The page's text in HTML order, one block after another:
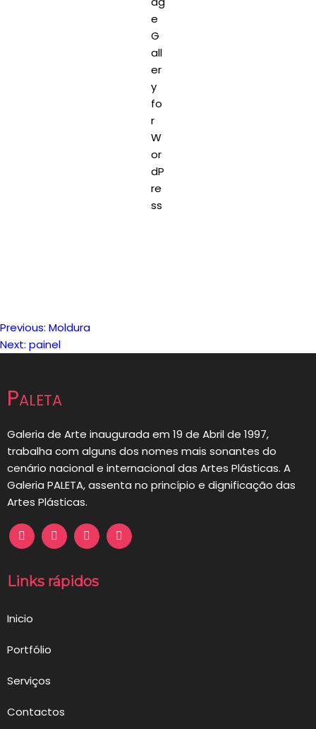
Navegação
artigos
Previous: Moldura
Next: painel
Paleta
Galeria de Arte inaugurada em 19 de Abril de 1997,
trabalha com alguns dos nomes mais sonantes do
cenário nacional e internacional das Artes Plásticas. A
Galeria PALETA, assenta no princípio e dignificação das
Artes Plásticas.
Links rápidos
Inicio
Portfólio
Serviços
Contactos